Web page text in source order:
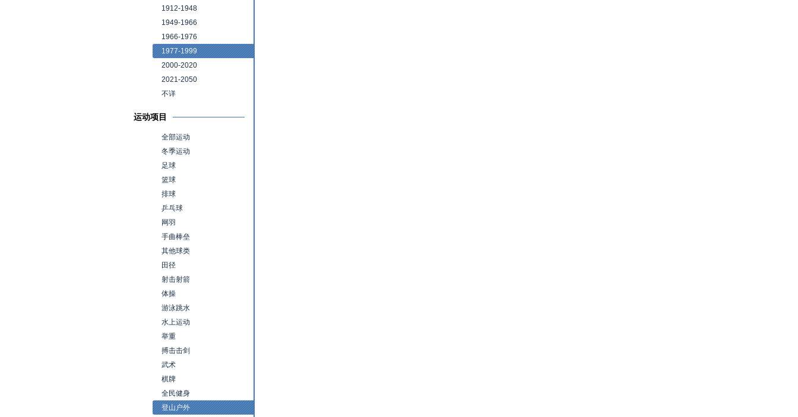
1912-1948
1949-1966
1966-1976
1977-1999
2000-2020
2021-2050
不详
运动项目
全部运动
冬季运动
足球
篮球
排球
乒乓球
网羽
手曲棒垒
其他球类
田径
射击射箭
体操
游泳跳水
水上运动
举重
搏击击剑
武术
棋牌
全民健身
登山户外